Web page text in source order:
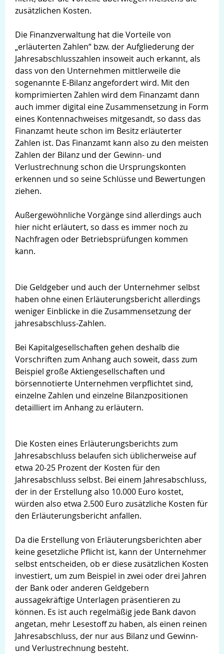
zusätzlichen Kosten.
Die Finanzverwaltung hat die Vorteile von
„erläuterten Zahlen“ bzw. der Aufgliederung der
Jahresabschlusszahlen insoweit auch erkannt, als
dass von den Unternehmen mittlerweile die
sogenannte E-Bilanz angefordert wird. Mit den
komprimierten Zahlen wird dem Finanzamt dann
auch immer digital eine Zusammensetzung in Form
eines Kontennachweises mitgesandt, so dass das
Finanzamt heute schon im Besitz erläuterter
Zahlen ist. Das Finanzamt kann also zu den meisten
Zahlen der Bilanz und der Gewinn- und
Verlustrechnung schon die Ursprungskonten
erkennen und so seine Schlüsse und Bewertungen
ziehen.
Außergewöhnliche Vorgänge sind allerdings auch
hier nicht erläutert, so dass es immer noch zu
Nachfragen oder Betriebsprüfungen kommen
kann.
Die Geldgeber und auch der Unternehmer selbst
haben ohne einen Erläuterungsbericht allerdings
weniger Einblicke in die Zusammensetzung der
jahresabschluss-Zahlen.
Bei Kapitalgesellschaften gehen deshalb die
Vorschriften zum Anhang auch soweit, dass zum
Beispiel große Aktiengesellschaften und
börsennotierte Unternehmen verpflichtet sind,
einzelne Zahlen und einzelne Bilanzpositionen
detailliert im Anhang zu erläutern.
Die Kosten eines Erläuterungsberichts zum
Jahresabschluss belaufen sich üblicherweise auf
etwa 20-25 Prozent der Kosten für den
Jahresabschluss selbst. Bei einem Jahresabschluss,
der in der Erstellung also 10.000 Euro kostet,
würden also etwa 2.500 Euro zusätzliche Kosten für
den Erläuterungsbericht anfallen.
Da die Erstellung von Erläuterungsberichten aber
keine gesetzliche Pflicht ist, kann der Unternehmer
selbst entscheiden, ob er diese zusätzlichen Kosten
investiert, um zum Beispiel in zwei oder drei Jahren
der Bank oder anderen Geldgebern
aussagekräftige Unterlagen präsentieren zu
können. Es ist auch regelmäßig jede Bank davon
angetan, mehr Lesestoff zu haben, als einen reinen
Jahresabschluss, der nur aus Bilanz und Gewinn-
und Verlustrechnung besteht.